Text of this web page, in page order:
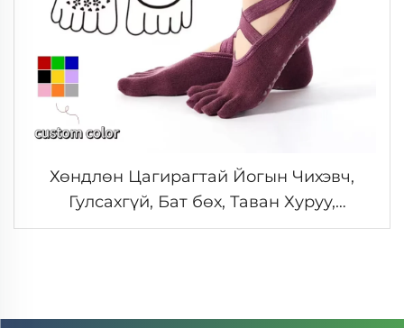
Хөндлөн Цагирагтай Йогын Чихэвч,
Гулсахгүй, Бат бөх, Таван Хуруу,
Дотоодын Таазны Пилатесын Чихэвч